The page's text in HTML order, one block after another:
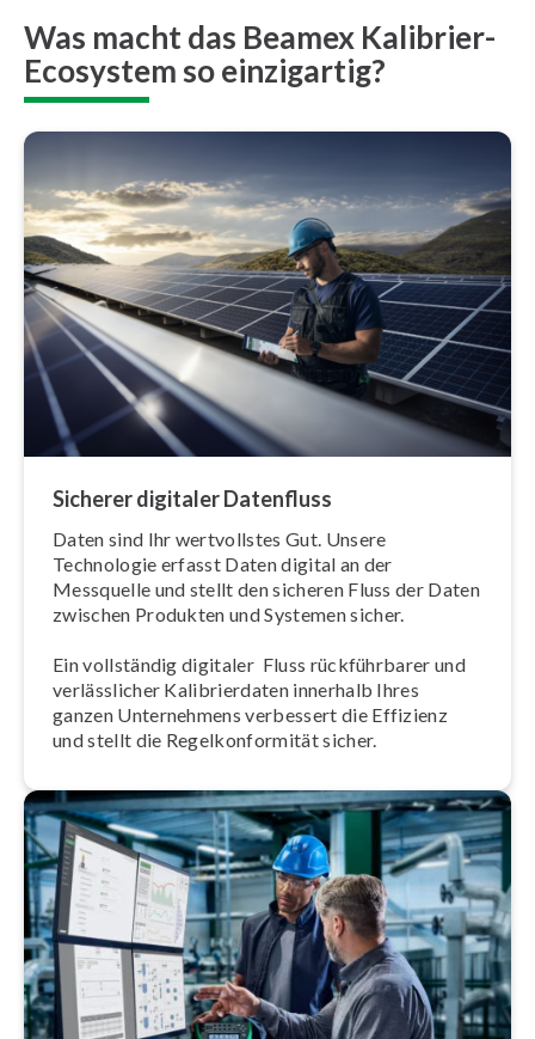
Was macht das Beamex Kalibrier-
Ecosystem so einzigartig?
Sicherer digitaler Datenfluss
Daten sind Ihr wert­volls­tes Gut. Unsere
Technologie erfasst Daten digital an der
Messquelle und stellt den sicheren Fluss der Daten
zwischen Produkten und Systemen sicher.
Ein vollständig digitaler Fluss rück­führ­ba­rer und
ver­läss­li­cher Ka­li­brier­da­ten innerhalb Ihres
ganzen Un­ter­neh­mens verbessert die Effizienz
und stellt die Re­gel­kon­for­mi­tät sicher.